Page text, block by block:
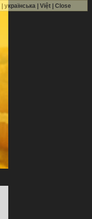
українська| Việt| Close